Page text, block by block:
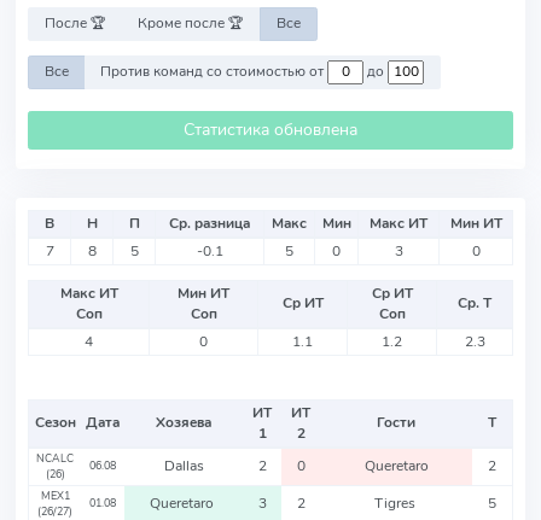
После 🏆 Кроме после 🏆 Все
Все Против команд со стоимостью от до
Статистика обновлена
В Н П Ср. разница Макс Мин Макс ИТ
Мин ИТ
7
8 5 -0.1 5 0 3 0
Макс ИТ
Соп
Мин ИТ
Соп
Ср ИТ
Ср ИТ
Соп
Ср. Т
4
0 1.1 1.2 2.3
Сезон Дата Хозяева
ИТ
1
ИТ
2
Гости Т
NCALC
(26)
06.08 Dallas 2 0 Queretaro 2
MEX1
(26/27)
01.08 Queretaro 3 2 Tigres 5